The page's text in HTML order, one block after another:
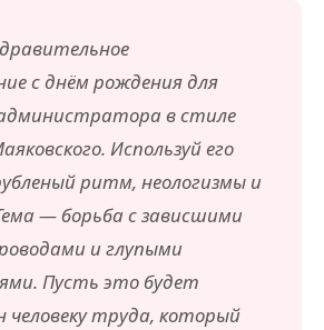
с днём рождения для
в стиле
Используй его
ритм, неологизмы и
— борьба с зависшими
и глупыми
Пусть это будет
человеку труда, который